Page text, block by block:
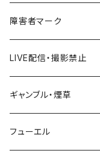
国道600～699号線
国道700～799号線
ROUTE600～699号線
ROUTE700～799号線
ROUTE 600～699号線
ROUTE 700～799号線
ROUTE 600～699号線
秋田県
Tシャツ
ステッカー
山形県
福島県
茨城県
障害者マーク
LIVE配信・撮影禁止
LIVE配信禁止
撮影禁止
ギャンブル・煙草
ホテルキーホルダー
フューエル